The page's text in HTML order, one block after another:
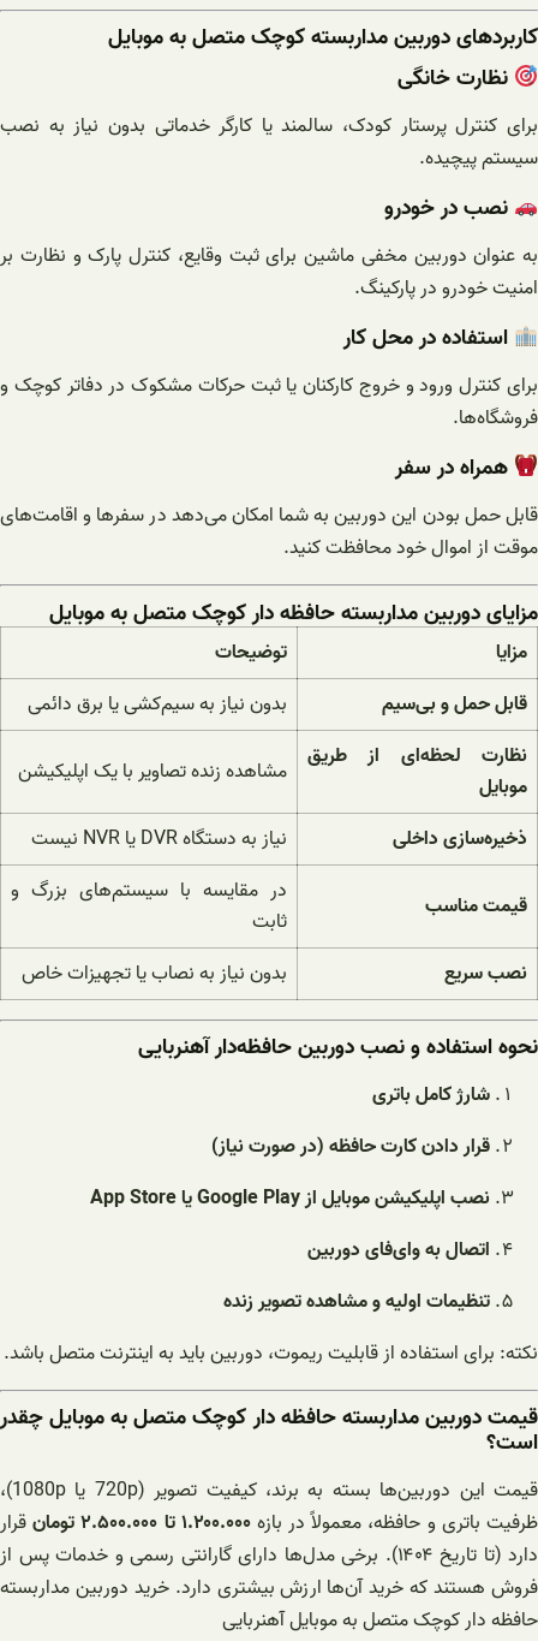
کاربردهای دوربین مداربسته کوچک متصل به موبایل
نظارت خانگی
برای کنترل پرستار کودک، سالمند یا کارگر خدماتی بدون نیاز به نصب
سیستم پیچیده.
نصب در خودرو
به عنوان دوربین مخفی ماشین برای ثبت وقایع، کنترل پارک و نظارت بر
امنیت خودرو در پارکینگ.
استفاده در محل کار
برای کنترل ورود و خروج کارکنان یا ثبت حرکات مشکوک در دفاتر کوچک و
فروشگاه‌ها.
همراه در سفر
قابل حمل بودن این دوربین به شما امکان می‌دهد در سفرها و اقامت‌های
موقت از اموال خود محافظت کنید.
مزایای دوربین مداربسته حافظه دار کوچک متصل به موبایل
مزایا
توضیحات
قابل حمل و بی‌سیم
بدون نیاز به سیم‌کشی یا برق دائمی
نظارت لحظه‌ای از طریق
موبایل
مشاهده زنده تصاویر با یک اپلیکیشن
ذخیره‌سازی داخلی نیاز به دستگاه DVR یا NVR نیست
قیمت مناسب
در مقایسه با سیستم‌های بزرگ و
ثابت
نصب سریع
بدون نیاز به نصاب یا تجهیزات خاص
نحوه استفاده و نصب دوربین حافظه‌دار آهنربایی
شارژ کامل باتری
قرار دادن کارت حافظه (در صورت نیاز)
نصب اپلیکیشن موبایل از Google Play یا App Store
اتصال به وای‌فای دوربین
تنظیمات اولیه و مشاهده تصویر زنده
نکته: برای استفاده از قابلیت ریموت، دوربین باید به اینترنت متصل باشد.
قیمت دوربین مداربسته حافظه دار کوچک متصل به موبایل چقدر
است؟
قیمت این دوربین‌ها بسته به برند، کیفیت تصویر (720p یا 1080p)،
ظرفیت باتری و حافظه، معمولاً در بازه۱.۲۰۰.۰۰۰ تا ۲.۵۰۰.۰۰۰ تومان
قرار
دارد (تا تاریخ ۱۴۰۴). برخی مدل‌ها دارای گارانتی رسمی و خدمات پس از
فروش هستند که خرید آن‌ها ارزش بیشتری دارد. خرید دوربین مداربسته
حافظه دار کوچک متصل به موبایل آهنربایی